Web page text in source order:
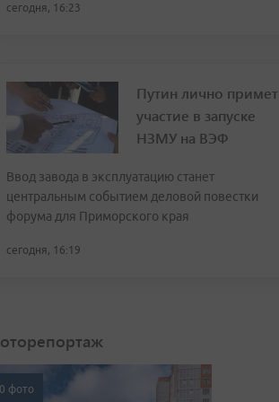
сегодня, 16:23
Путин лично примет
участие в запуске
НЗМУ на ВЭФ
Ввод завода в эксплуатацию станет
центральным событием деловой повестки
форума для Приморского края
сегодня, 16:19
фото